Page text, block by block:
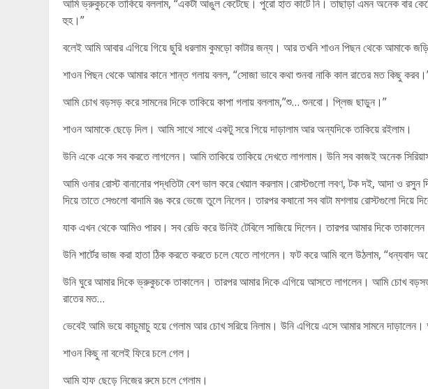
আমি ভ্রুকুচকে তাকিয়ে বললাম, “একটা আঙুল কেটেছে। পুরো হাত কাটে নি। তাছাড়া এমন অনেক বার
হুহ।”
বলেই আমি আবার এগিয়ে গিয়ে ছুরি ধরলাম কুমড়ো কাটার জন্য। আর তখনি শাওন পিছন থেকে আমাকে
শাওন পিছন থেকে আমার কানে শান্ত গলায় বলল, “সোজা ভাবে কথা শুনবা নাকি কাল রাতের মত কিছু
আমি চোখ বড়সড় করে সামনের দিকে তাকিয়ে কাপা গলায় বললাম,”শু… শুনবো। প্লিজ ছাড়ুন।”
শাওন আমাকে ছেড়ে দিল। আমি সাথে সাথে একটু সরে গিয়ে দাড়ালাম আর অন্যদিকে তাকিয়ে রইলাম।
উনি একে একে সব করতে লাগলেন। আমি তাকিয়ে তাকিয়ে দেখতে লাগলাম। উনি সব কাজই অনেক
আমি ওনার রোস্ট বানানোর পদ্ধতিটা বেশ ভাল করে খেয়াল করলাম।রোস্টগুলো লবণ, টক দই, আদা ও রসুন
দিয়ে তাতে সেগুলো বাদামি রঙ করে ভেজে তুলে নিলেন। তারপর কষানো সব বাটা মশলায় রোস্টগুলো দিয়ে
যাক এখন থেকে আমিও পারব। সব রেডি করে উনিই টেবিলে সাজিয়ে দিলেন। তারপর আমার দিকে
উনি শার্টের ভাজ করা হাতা ঠিক করতে করতে চলে যেতে লাগলেন। ফট করে আমি বলে উঠলাম, “ধন্যবাদ
উনি ঘুরে আমার দিকে ভ্রুকুচকে তাকালেন। তারপর আমার দিকে এগিয়ে আসতে লাগলেন। আমি চোখ
রাতের মত…
ভেবেই আমি ভয়ে কাচুমাচু হয়ে গেলাম আর চোখ সরিয়ে নিলাম। উনি এগিয়ে এসে আমার সামনে
শাওন কিছু না বলেই ফিরে চলে গেল।
আমি হাফ ছেড়ে নিজের রুমে চলে গেলাম।